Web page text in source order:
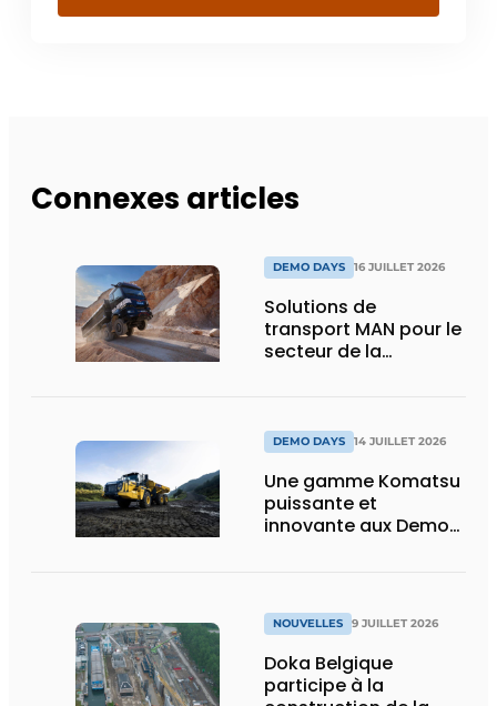
Connexes articles
DEMO DAYS 16 JUILLET 2026
Solutions de
transport MAN pour le
secteur de la
DEMO DAYS 14 JUILLET 2026
Une gamme Komatsu
puissante et
innovante aux Demo
NOUVELLES 9 JUILLET 2026
Doka Belgique
participe à la